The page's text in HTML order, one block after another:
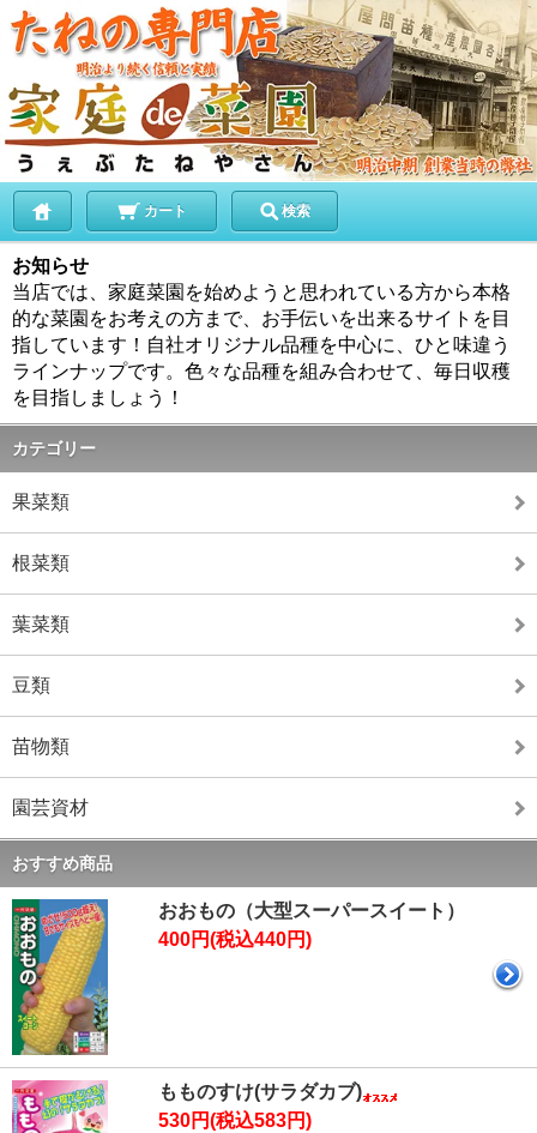
カート 検索
お知らせ
当店では、家庭菜園を始めようと思われている方から本格
的な菜園をお考えの方まで、お手伝いを出来るサイトを目
指しています！自社オリジナル品種を中心に、ひと味違う
ラインナップです。色々な品種を組み合わせて、毎日収穫
を目指しましょう！
カテゴリー
果菜類
根菜類
葉菜類
豆類
苗物類
園芸資材
おすすめ商品
おおもの（大型スーパースイート）
400円(税込440円)
もものすけ(サラダカブ)
530円(税込583円)